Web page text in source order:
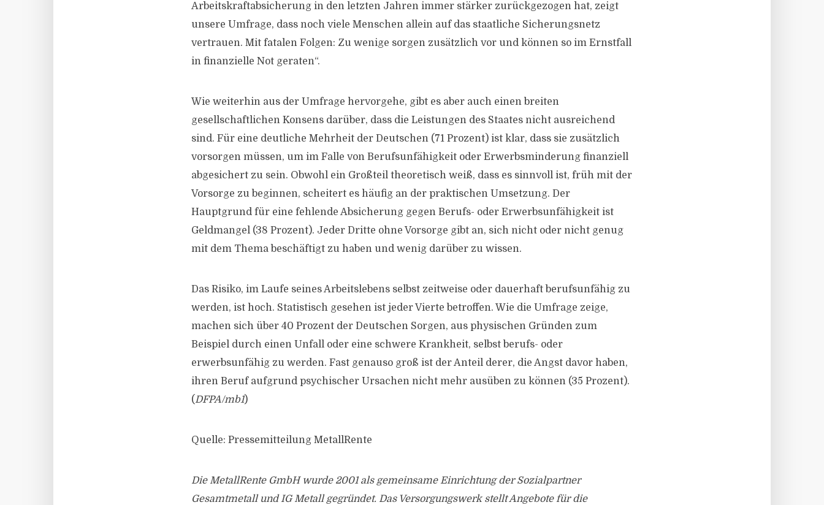
Arbeitskraftabsicherung in den letzten Jahren immer stärker zurückgezogen hat, zeigt
unsere Umfrage, dass noch viele Menschen allein auf das staatliche Sicherungsnetz
vertrauen. Mit fatalen Folgen: Zu wenige sorgen zusätzlich vor und können so im Ernstfall
in finanzielle Not geraten“.
Wie weiterhin aus der Umfrage hervorgehe, gibt es aber auch einen breiten
gesellschaftlichen Konsens darüber, dass die Leistungen des Staates nicht ausreichend
sind. Für eine deutliche Mehrheit der Deutschen (71 Prozent) ist klar, dass sie zusätzlich
vorsorgen müssen, um im Falle von Berufsunfähigkeit oder Erwerbsminderung finanziell
abgesichert zu sein. Obwohl ein Großteil theoretisch weiß, dass es sinnvoll ist, früh mit der
Vorsorge zu beginnen, scheitert es häufig an der praktischen Umsetzung. Der
Hauptgrund für eine fehlende Absicherung gegen Berufs- oder Erwerbsunfähigkeit ist
Geldmangel (38 Prozent). Jeder Dritte ohne Vorsorge gibt an, sich nicht oder nicht genug
mit dem Thema beschäftigt zu haben und wenig darüber zu wissen.
Das Risiko, im Laufe seines Arbeitslebens selbst zeitweise oder dauerhaft berufsunfähig zu
werden, ist hoch. Statistisch gesehen ist jeder Vierte betroffen. Wie die Umfrage zeige,
machen sich über 40 Prozent der Deutschen Sorgen, aus physischen Gründen zum
Beispiel durch einen Unfall oder eine schwere Krankheit, selbst berufs- oder
erwerbsunfähig zu werden. Fast genauso groß ist der Anteil derer, die Angst davor haben,
ihren Beruf aufgrund psychischer Ursachen nicht mehr ausüben zu können (35 Prozent).
(DFPA/mb1)
Quelle: Pressemitteilung MetallRente
Die MetallRente GmbH wurde 2001 als gemeinsame Einrichtung der Sozialpartner
Gesamtmetall und IG Metall gegründet. Das Versorgungswerk stellt Angebote für die